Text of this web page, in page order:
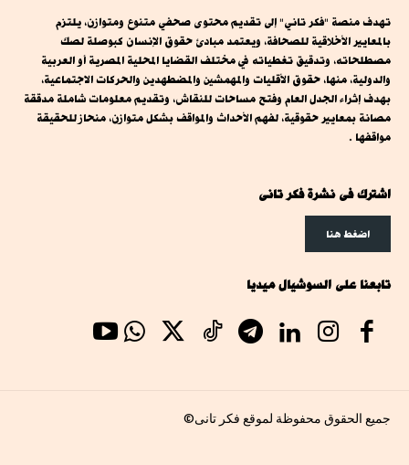
تهدف منصة "فكر تاني" إلى تقديم محتوى صحفي متنوع ومتوازن، يلتزم
بالمعايير الأخلاقية للصحافة، ويعتمد مبادئ حقوق الإنسان كبوصلة لصك
مصطلحاته، وتدقيق تغطياته في مختلف القضايا المحلية المصرية أو العربية
والدولية، منها، حقوق الأقليات والمهمشين والمضطهدين والحركات الاجتماعية،
بهدف إثراء الجدل العام وفتح مساحات للنقاش، وتقديم معلومات شاملة مدققة
مصانة بمعايير حقوقية، لفهم الأحداث والمواقف بشكل متوازن، منحاز للحقيقة
مواقفها .
اشترك فى نشرة فكر تانى
اضغط هنا
تابعنا على السوشيال ميديا
جميع الحقوق محفوظة لموقع فكر تانى©